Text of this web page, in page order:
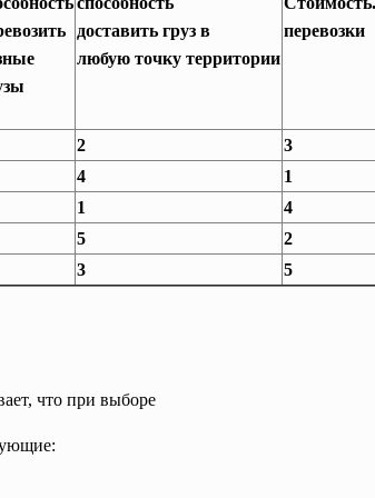
доставить груз в
любую точку территории
перевозки
2
3
4
1
1
4
5
2
3 5
что при выборе